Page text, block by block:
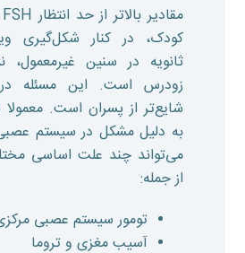
کودک، در کنار شکل‌گیری
ثانویه در سنین غیرمعمول،
زودرس است. این مسئله در
شایع‌تر از پسران است.
به دلیل مشکل در سیستم
می‌تواند چند علت اساسی
از جمله:
تومور سیستم عصبی
آسیب مغزی و تروما